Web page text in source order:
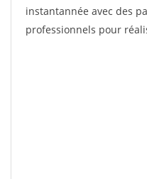
instantannée avec des
professionnels pour